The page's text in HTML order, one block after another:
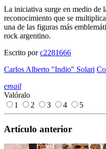
La iniciativa surge en medio de
reconocimiento que se
una de las figuras más
rock argentino.
Escrito porc2281666
Carlos Alberto "Indio" Solari
email
Valóralo
1
2 3 4 5
Artículo anterior